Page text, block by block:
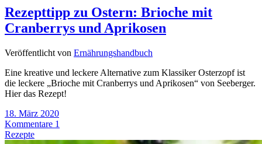
Rezepttipp zu Ostern: Brioche mit
Cranberrys und Aprikosen
Veröffentlicht von Ernährungshandbuch
Eine kreative und leckere Alternative zum Klassiker Osterzopf ist
die leckere „Brioche mit Cranberrys und Aprikosen“ von Seeberger.
Hier das Rezept!
18. März 2020
Kommentare 1
Rezepte